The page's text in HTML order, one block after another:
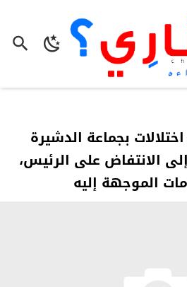
بجماعة الدشيرة
الانتفاض على الرئيس،
الموجهة إليه